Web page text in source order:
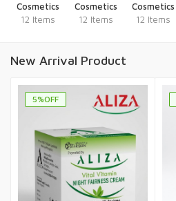
Cosmetics
12 Items
Cosmetics
12 Items
Cosmetics
12 Items
New Arrival Product
5%OFF